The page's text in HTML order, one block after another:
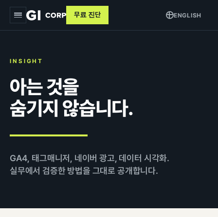
트래킹 & 애널리틱스
데이터 파이프라인
검색최적화 (SEO · GEO)
목적별
커머스 매출 증대
브랜드 알리기
고객 DB 수집
교육
인사이트
ENGLISH
무료 진단
INSIGHT
아는 것을
숨기지 않습니다.
GA4, 태그매니저, 네이버 광고, 데이터 시각화.
실무에서 검증한 방법을 그대로 공개합니다.